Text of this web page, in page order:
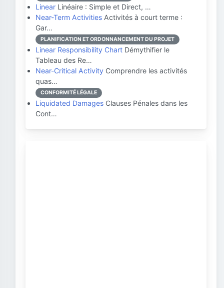
Linear Linéaire : Simple et Direct, …
Near-Term Activities Activités à court terme :
Gar…
PLANIFICATION ET ORDONNANCEMENT DU PROJET
Linear Responsibility Chart Démythifier le
Tableau des Re…
Near-Critical Activity Comprendre les activités
quas…
CONFORMITÉ LÉGALE
Liquidated Damages Clauses Pénales dans les
Cont…